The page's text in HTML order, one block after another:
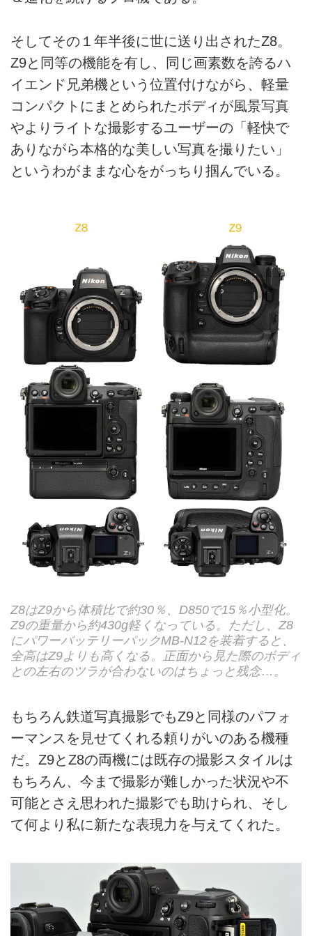
そしてその１年半後に世に送り出されたZ8。
Z9と同等の機能を有し、同じ画素数を誇るハ
イエンド兄弟機という位置付けながら、軽量
コンパクトにまとめられたボディが風景写真
やよりライトな撮影するユーザーの「軽快で
ありながら本格的な美しい写真を撮りたい」
というわがままな心をがっちり掴んでいる。
Z8はZ9から体積比で約30％、D850で15％小型化。
Z9の重量から約430g軽くなっている。ただし、Z8
にパワーバッテリーパックMB-N12を装着すると、
全高はZ9よりも高くなる。正面から見た際のボディ
との左右のツラが合わないのはちょっと残念…。
もちろん鉄道写真撮影でもZ9と同様のパフォ
ーマンスを見せてくれる頼りがいのある機種
だ。Z9とZ8の両機には既存の撮影スタイルは
もちろん、今まで撮影が難しかった状況や不
可能とさえ思われた撮影でも助けられ、そし
て何より私に新たな表現力を与えてくれた。